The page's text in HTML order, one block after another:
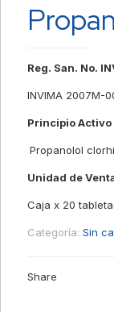
Reg. San. No.
INVIMA 2007M-
Principio Activo
Propanolol
Unidad de
Caja x 20
Categoría: Sin
Share